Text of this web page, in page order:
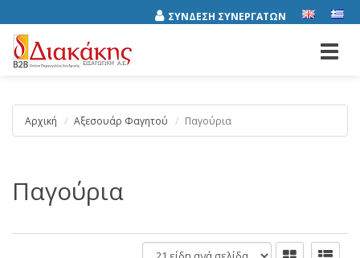
ΣΥΝΔΕΣΗ ΣΥΝΕΡΓΑΤΩΝ
Αρχική Αξεσουάρ Φαγητού Παγούρια
Παγούρια
είδη